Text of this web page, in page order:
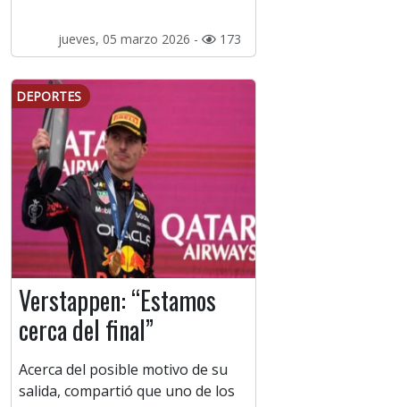
jueves, 05 marzo 2026 - 173
DEPORTES
Verstappen: “Estamos
cerca del final”
Acerca del posible motivo de su
salida, compartió que uno de los